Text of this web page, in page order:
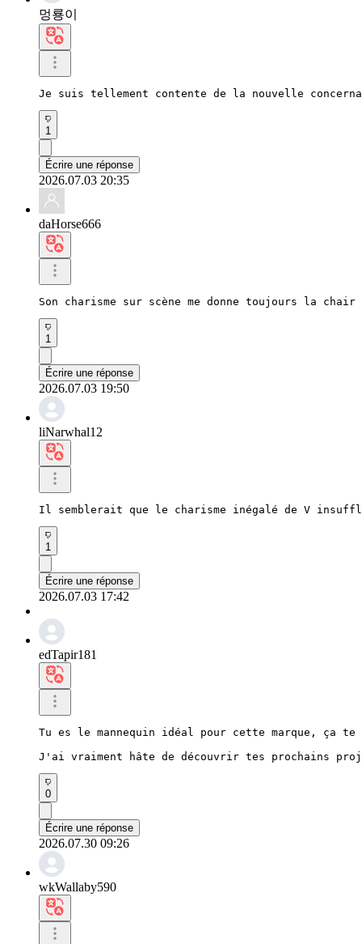
멍룡이
Je suis tellement contente de la nouvelle
1
Écrire une réponse
2026.07.03 20:35
daHorse666
Son charisme sur scène me donne toujours la chair
1
Écrire une réponse
2026.07.03 19:50
liNarwhal12
Il semblerait que le charisme inégalé de V
1
Écrire une réponse
2026.07.03 17:42
edTapir181
Tu es le mannequin idéal pour cette marque, ça te
J'ai vraiment hâte de découvrir tes prochains
0
Écrire une réponse
2026.07.30 09:26
wkWallaby590